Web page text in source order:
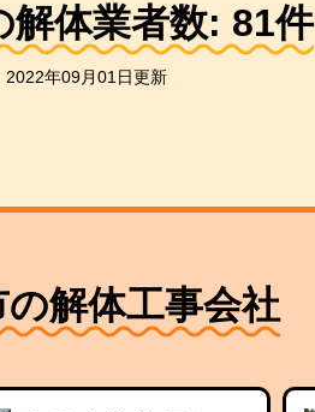
解体業者数: 81件
2022年09月01日更新
解体工事会社